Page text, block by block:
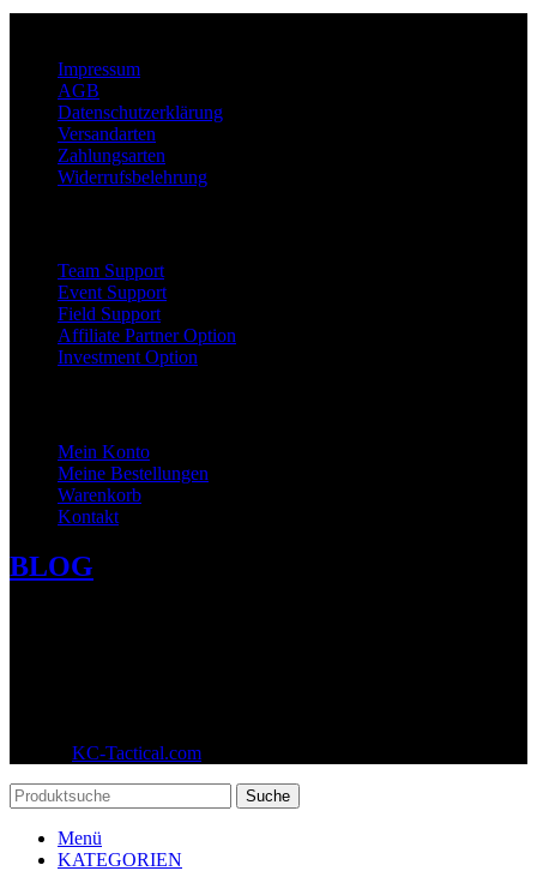
Impressum
AGB
Datenschutzerklärung
Versandarten
Zahlungsarten
Widerrufsbelehrung
Team Support
Event Support
Field Support
Affiliate Partner Option
Investment Option
Mein Konto
Meine Bestellungen
Warenkorb
Kontakt
BLOG
KC-Tactical.com
Suche
Menü
KATEGORIEN